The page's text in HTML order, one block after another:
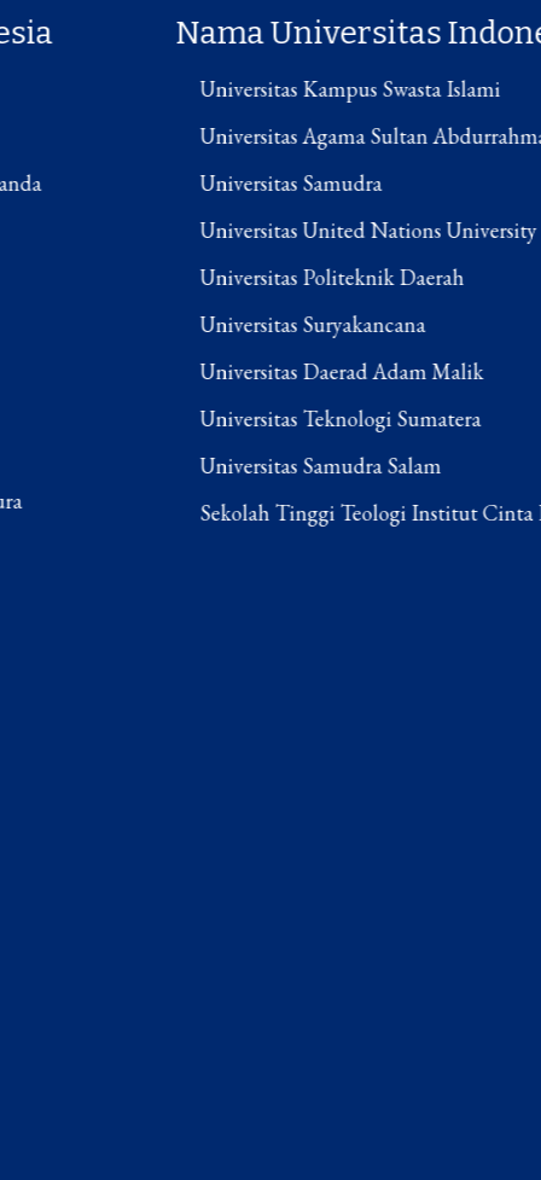
Nama Universitas Indonesia
Universitas Kampus Swasta Islami
Universitas Agama Sultan Abdurrahman
Universitas Samudra
Universitas United Nations University
Universitas Politeknik Daerah
Universitas Suryakancana
Universitas Daerad Adam Malik
Universitas Teknologi Sumatera
Universitas Samudra Salam
Sekolah Tinggi Teologi Institut Cinta Damai